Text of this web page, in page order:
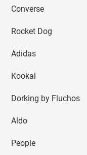
Converse
Rocket Dog
Adidas
Kookai
Dorking by Fluchos
Aldo
People